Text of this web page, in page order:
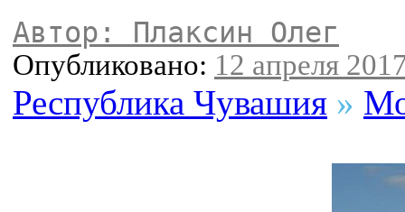
Автор: Плаксин Олег
Опубликовано: 12 апреля
Республика Чувашия »